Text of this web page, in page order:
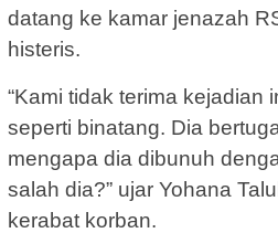
datang ke kamar jenazah
histeris.
“Kami tidak terima kejadian
seperti binatang. Dia
mengapa dia dibunuh
salah dia?” ujar Yohana
kerabat korban.